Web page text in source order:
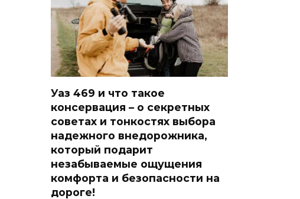
Уаз 469 и что такое
консервация – о секретных
советах и тонкостях выбора
надежного внедорожника,
который подарит
незабываемые ощущения
комфорта и безопасности на
дороге!